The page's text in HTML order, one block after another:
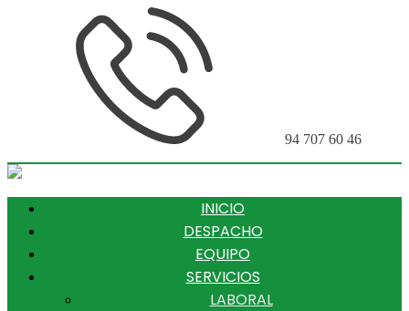
94 707 60 46
INICIO
DESPACHO
EQUIPO
SERVICIOS
LABORAL